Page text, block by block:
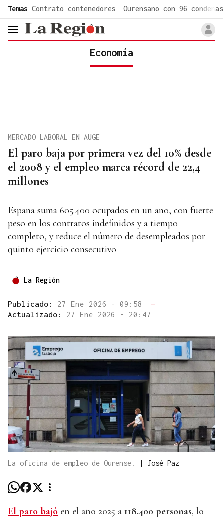
Temas Contrato contenedores Ourensano con 96 condenas
header.menu.open
Economía
El paro baja por primera vez del 10% desde
el 2008 y el empleo marca récord de 22,4
millones
MERCADO LABORAL EN AUGE
España suma 605.400 ocupados en un año, con fuerte
peso en los contratos indefinidos y a tiempo
completo, y reduce el número de desempleados por
quinto ejercicio consecutivo
La Región
Publicado: 27 Ene 2026 - 09:58
—
Actualizado: 27 Ene 2026 - 20:47
La oficina de empleo de Ourense. | José Paz
El paro bajó en el año 2025 a 118.400 personas, lo